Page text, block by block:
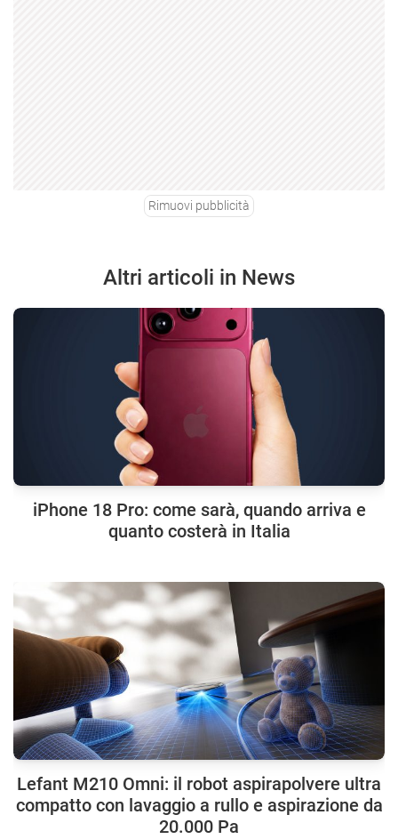
Rimuovi pubblicità
Altri articoli in News
iPhone 18 Pro: come sarà, quando arriva e
quanto costerà in Italia
Lefant M210 Omni: il robot aspirapolvere ultra
compatto con lavaggio a rullo e aspirazione da
20.000 Pa